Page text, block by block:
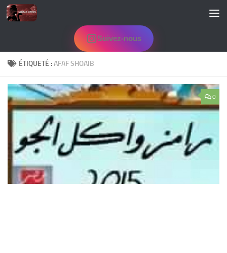
Skip to content
Suivez-nous
ÉTIQUETÉ :AFAF SHOAIB
0